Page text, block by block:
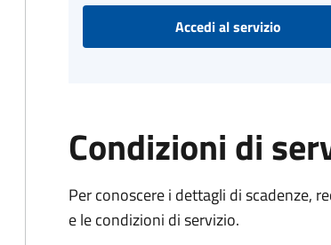
Accedi al servizio
Condizioni di
Per conoscere i dettagli di scadenze,
e le condizioni di servizio.